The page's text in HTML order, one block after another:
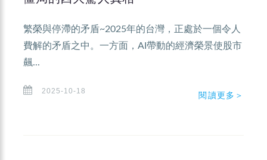
繁榮與停滯的矛盾~2025年的台灣，正處於一個令人
費解的矛盾之中。一方面，AI帶動的經濟榮景使股市
飆...
2025-10-18 閱讀更多＞